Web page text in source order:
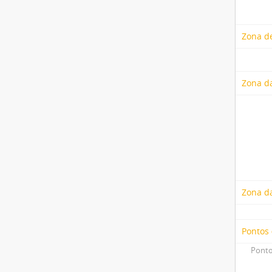
Zona
Zona
Zona
Pontos